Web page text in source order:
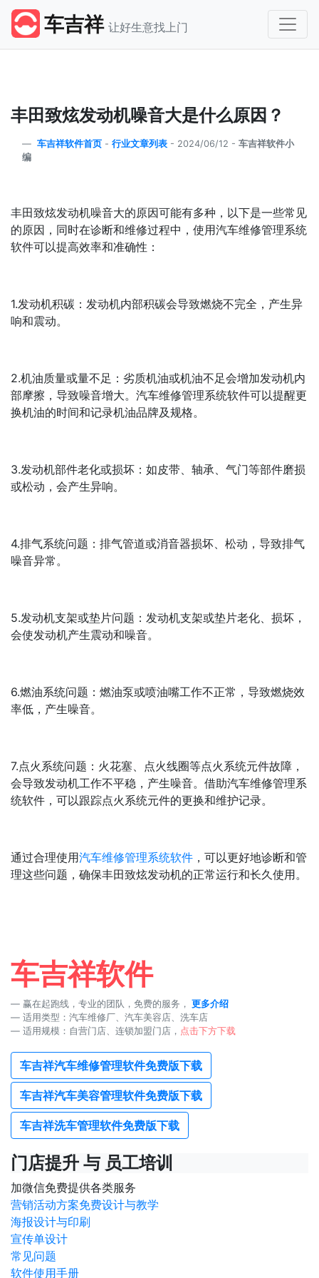
车吉祥 让好生意找上门
丰田致炫发动机噪音大是什么原因？
车吉祥软件首页 - 行业文章列表 - 2024/06/12 - 车吉祥软件小
编
丰田致炫发动机噪音大的原因可能有多种，以下是一些常见
的原因，同时在诊断和维修过程中，使用汽车维修管理系统
软件可以提高效率和准确性：
1.发动机积碳：发动机内部积碳会导致燃烧不完全，产生异
响和震动。
2.机油质量或量不足：劣质机油或机油不足会增加发动机内
部摩擦，导致噪音增大。汽车维修管理系统软件可以提醒更
换机油的时间和记录机油品牌及规格。
3.发动机部件老化或损坏：如皮带、轴承、气门等部件磨损
或松动，会产生异响。
4.排气系统问题：排气管道或消音器损坏、松动，导致排气
噪音异常。
5.发动机支架或垫片问题：发动机支架或垫片老化、损坏，
会使发动机产生震动和噪音。
6.燃油系统问题：燃油泵或喷油嘴工作不正常，导致燃烧效
率低，产生噪音。
7.点火系统问题：火花塞、点火线圈等点火系统元件故障，
会导致发动机工作不平稳，产生噪音。借助汽车维修管理系
统软件，可以跟踪点火系统元件的更换和维护记录。
通过合理使用汽车维修管理系统软件 ，可以更好地诊断和管
理这些问题，确保丰田致炫发动机的正常运行和长久使用。
车吉祥软件
赢在起跑线，专业的团队，免费的服务， 更多介绍
适用类型：汽车维修厂、汽车美容店、洗车店
适用规模：自营门店、连锁加盟门店， 点击下方下载
车吉祥汽车维修管理软件免费版下载
车吉祥汽车美容管理软件免费版下载
车吉祥洗车管理软件免费版下载
门店提升 与 员工培训
加微信免费提供各类服务
营销活动方案免费设计与教学
海报设计与印刷
宣传单设计
常见问题
软件使用手册